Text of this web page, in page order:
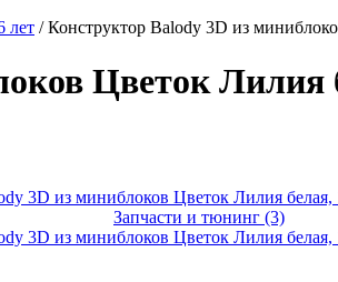
лет /Конструктор Balody 3D из
Цветок Лилия
Запчасти и тюнинг (3)